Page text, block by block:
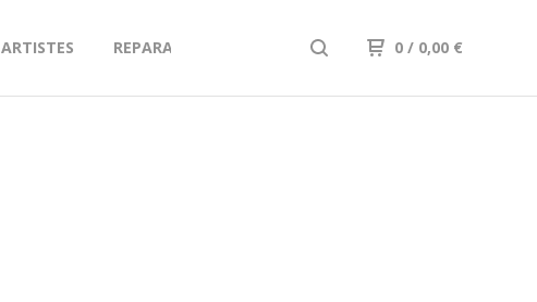
ARTISTES REPARATIONS A PROPOS / CGV 0 / 0,00 €
Home Contact